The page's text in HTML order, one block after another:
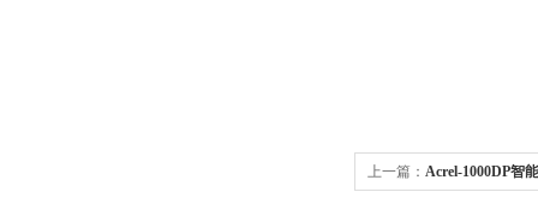
上一篇： Acrel-1000DP智